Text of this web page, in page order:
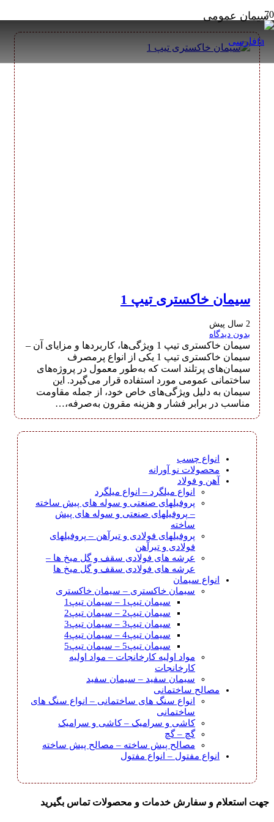
فارسی
سیمان عمومی
سیمان خاکستری تیپ 1
2 سال پیش
بدون دیدگاه
سیمان خاکستری تیپ 1 ویژگی‌ها، کاربردها و مزایای آن –
سیمان خاکستری تیپ 1 یکی از انواع پرمصرف
سیمان‌های پرتلند است که به‌طور معمول در پروژه‌های
ساختمانی عمومی مورد استفاده قرار می‌گیرد. این
سیمان به دلیل ویژگی‌های خاص خود، از جمله مقاومت
مناسب در برابر فشار و هزینه مقرون به‌صرفه،…
انواع چسب
محصولات نو آورانه
آهن و فولاد
انواع میلگرد – انواع میلگرد
پروفیلهای صنعتی و سوله های پیش ساخته
– پروفیلهای صنعتی و سوله های پیش
ساخته
پروفیلهای فولادی و تیرآهن – پروفیلهای
فولادی و تیرآهن
عرشه های فولادی سقف و گل میخ ها –
عرشه های فولادی سقف و گل میخ ها
انواع سیمان
سیمان خاکستری – سیمان خاکستری
سیمان تیپ1
– سیمان تیپ1
سیمان تیپ2
– سیمان تیپ2
سیمان تیپ3
– سیمان تیپ3
سیمان تیپ4
– سیمان تیپ4
سیمان تیپ5
– سیمان تیپ5
مواد اولیه کارخانجات – مواد اولیه
کارخانجات
سیمان سفید – سیمان سفید
مصالح ساختمانی
انواع سنگ های ساختمانی – انواع سنگ های
ساختمانی
کاشی و سرامیک –کاشی و سرامیک
گچ –گچ
مصالح پیش ساخته – مصالح پیش ساخته
انواع مفتول – انواع مفتول
جهت استعلام و سفارش خدمات و محصولات تماس بگیرید